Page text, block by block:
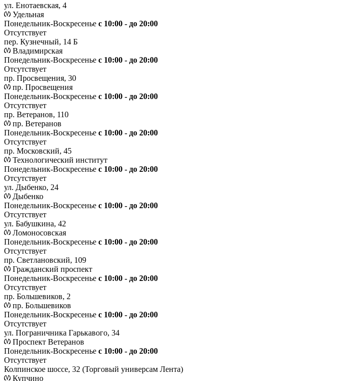
ул. Енотаевская, 4
Удельная
Понедельник-Воскресенье с 10:00 - до 20:00
Отсутствует
пер. Кузнечный, 14 Б
Владимирская
Понедельник-Воскресенье с 10:00 - до 20:00
Отсутствует
пр. Просвещения, 30
пр. Просвещения
Понедельник-Воскресенье c 10:00 - до 20:00
Отсутствует
пр. Ветеранов, 110
пр. Ветеранов
Понедельник-Воскресенье с 10:00 - до 20:00
Отсутствует
пр. Московский, 45
Технологический институт
Понедельник-Воскресенье с 10:00 - до 20:00
Отсутствует
ул. Дыбенко, 24
Дыбенко
Понедельник-Воскресенье с 10:00 - до 20:00
Отсутствует
ул. Бабушкина, 42
Ломоносовская
Понедельник-Воскресенье с 10:00 - до 20:00
Отсутствует
пр. Светлановский, 109
Гражданский проспект
Понедельник-Воскресенье с 10:00 - до 20:00
Отсутствует
пр. Большевиков, 2
пр. Большевиков
Понедельник-Воскресенье с 10:00 - до 20:00
Отсутствует
ул. Пограничника Гарькавого, 34
Проспект Ветеранов
Понедельник-Воскресенье с 10:00 - до 20:00
Отсутствует
Колпинское шоссе, 32 (Торговый универсам Лента)
Купчино